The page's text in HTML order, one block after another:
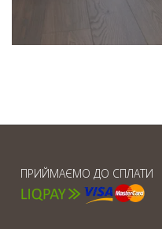
ПРИЙМАЄМО ДО СПЛАТИ